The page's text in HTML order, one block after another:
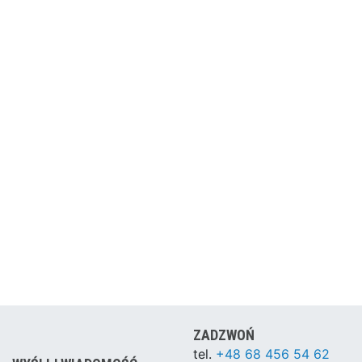
ZADZWOŃ
tel. +48 68 456 54 62